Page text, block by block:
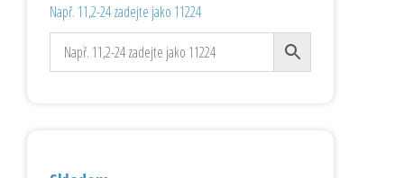
Např. 11,2-24 zadejte jako 11224